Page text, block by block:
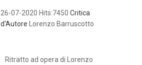
26-07-2020 Hits:7450Critica
d'Autore Lorenzo Barruscotto
Ritratto ad opera di Lorenzo